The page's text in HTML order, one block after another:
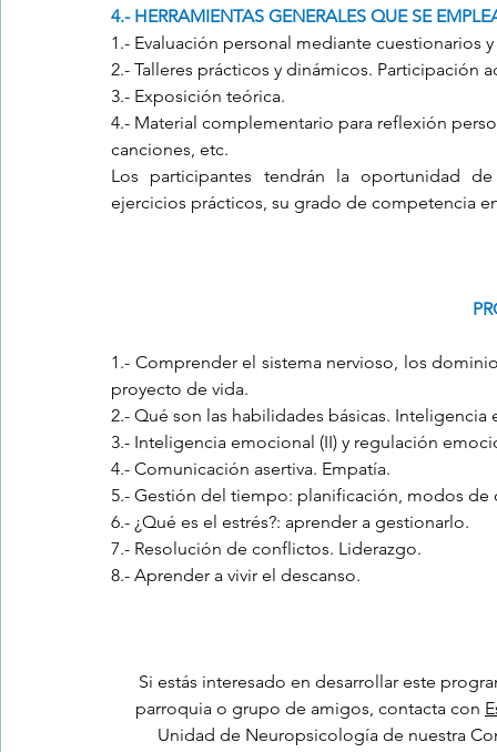
4.- HERRAMIENTAS GENERALES QUE SE
1.- Evaluación personal mediante cuestionarios
2.- Talleres prácticos y dinámicos. Participación
3.- Exposición teórica.
4.- Material complementario para reflexión
canciones, etc.
Los participantes tendrán la oportunidad
ejercicios prácticos, su grado de competencia
1.- Comprender el sistema nervioso, los
proyecto de vida.
2.- Qué son las habilidades básicas. Inteligencia
3.- Inteligencia emocional (II) y regulación
4.- Comunicación asertiva. Empatía.
5.- Gestión del tiempo: planificación, modos
6.- ¿Qué es el estrés?: aprender a gestionarlo.
7.- Resolución de conflictos. Liderazgo.
8.- Aprender a vivir el descanso.
Si estás interesado en desarrollar este
parroquia o grupo de amigos, contacta con
Unidad de Neuropsicología de nuestra